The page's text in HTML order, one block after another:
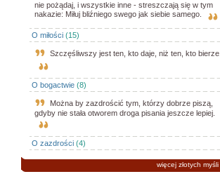
nie pożądaj, i wszystkie inne - streszczają się w tym
nakazie: Miłuj bliźniego swego jak siebie samego.
O miłości (15)
Szczęśliwszy jest ten, kto daje, niż ten, kto bierze.
O bogactwie (8)
Można by zazdrościć tym, którzy dobrze piszą,
gdyby nie stała otworem droga pisania jeszcze lepiej.
O zazdrości (4)
więcej złotych myśli